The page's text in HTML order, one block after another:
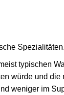
Spezialitäten.
typischen
würde und
weniger im